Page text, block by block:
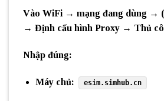
Vào WiFi → mạng đang dùng →
→ Định cấu hình Proxy → Thủ
Nhập đúng:
Máy chủ: esim.simhub.cn